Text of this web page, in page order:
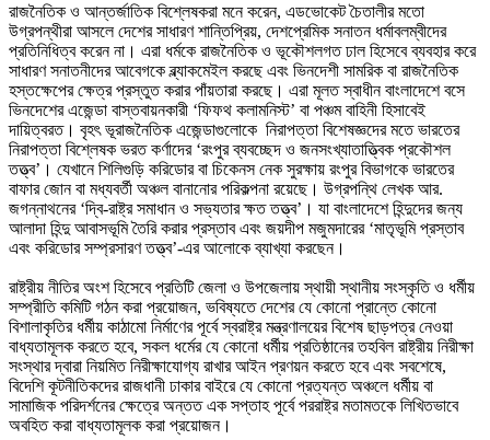
রাজনৈতিক ও আন্তর্জাতিক বিশ্লেষকরা মনে করেন, এডভোকেট চৈতালীর মতো
উগ্রপন্থীরা আসলে দেশের সাধারণ শান্তিপ্রিয়, দেশপ্রেমিক সনাতন ধর্মাবলম্বীদের
প্রতিনিধিত্ব করেন না। এরা ধর্মকে রাজনৈতিক ও ভূকৌশলগত ঢাল হিসেবে ব্যবহার করে
সাধারণ সনাতনীদের আবেগকে ব্ল্যাকমেইল করছে এবং ভিনদেশী সামরিক বা রাজনৈতিক
হস্তক্ষেপের ক্ষেত্র প্রস্তুত করার পাঁয়তারা করছে। এরা মূলত স্বাধীন বাংলাদেশে বসে
ভিনদেশের এজেন্ডা বাস্তবায়নকারী ‘ফিফথ কলামনিস্ট’ বা পঞ্চম বাহিনী হিসাবেই
দায়িত্বরত। বৃহৎ ভূরাজনৈতিক এজেন্ডাগুলোকে নিরাপত্তা বিশেষজ্ঞদের মতে ভারতের
নিরাপত্তা বিশ্লেষক ভরত কর্ণাদের ‘রংপুর ব্যবচ্ছেদ ও জনসংখ্যাতাত্ত্বিক প্রকৌশল
তত্ত্ব’। যেখানে শিলিগুড়ি করিডোর বা চিকেনস নেক সুরক্ষায় রংপুর বিভাগকে ভারতের
বাফার জোন বা মধ্যবর্তী অঞ্চল বানানোর পরিকল্পনা রয়েছে। উগ্রপন্থি লেখক আর.
জগন্নাথনের ‘দ্বি-রাষ্ট্র সমাধান ও সভ্যতার ক্ষত তত্ত্ব’। যা বাংলাদেশে হিন্দুদের জন্য
আলাদা হিন্দু আবাসভূমি তৈরি করার প্রস্তাব এবং জয়দীপ মজুমদারের ‘মাতৃভূমি প্রস্তাব
এবং করিডোর সম্প্রসারণ তত্ত্ব’-এর আলোকে ব্যাখ্যা করছেন।
রাষ্ট্রীয় নীতির অংশ হিসেবে প্রতিটি জেলা ও উপজেলায় স্থায়ী স্থানীয় সংস্কৃতি ও ধর্মীয়
সম্প্রীতি কমিটি গঠন করা প্রয়োজন, ভবিষ্যতে দেশের যে কোনো প্রান্তে কোনো
বিশালাকৃতির ধর্মীয় কাঠামো নির্মাণের পূর্বে স্বরাষ্ট্র মন্ত্রণালয়ের বিশেষ ছাড়পত্র নেওয়া
বাধ্যতামূলক করতে হবে, সকল ধর্মের যে কোনো ধর্মীয় প্রতিষ্ঠানের তহবিল রাষ্ট্রীয় নিরীক্ষা
সংস্থার দ্বারা নিয়মিত নিরীক্ষাযোগ্য রাখার আইন প্রণয়ন করতে হবে এবং সবশেষে,
বিদেশি কূটনীতিকদের রাজধানী ঢাকার বাইরে যে কোনো প্রত্যন্ত অঞ্চলে ধর্মীয় বা
সামাজিক পরিদর্শনের ক্ষেত্রে অন্তত এক সপ্তাহ পূর্বে পররাষ্ট্র মতামতকে লিখিতভাবে
অবহিত করা বাধ্যতামূলক করা প্রয়োজন।